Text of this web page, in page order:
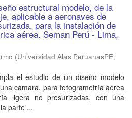
estructural modelo, de la
aplicable a aeronaves de
para la instalación de
aérea. Seman Perú - Lima,
(Universidad Alas PeruanasPE,
el estudio de un diseño modelo
cámara, para fotogrametría aérea
ligera no presurizadas, con una
parte ...